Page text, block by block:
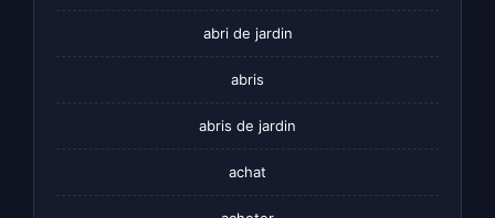
abri de jardin
abris
abris de jardin
achat